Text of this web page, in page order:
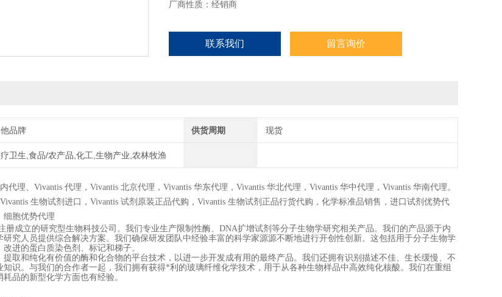
厂商性质：经销商
联系我们 留言询价
品牌 供货周期 现货
疗卫生,食品/农产品,化工,生物产业,农林牧渔
代理、 Vivantis 代理， Vivantis 北京代理， Vivantis 华东代理， Vivantis 华北代理， Vivantis 华中代理， Vivantis 华南代理。
Vivantis 生物试剂进口， Vivantis 试剂原装正品代购， Vivantis 生物试剂正品行货代购，化学标准品销售，进口试剂优势代
细胞优势代理
册成立的研究型生物科技公司。我们专业生产限制性酶、DNA扩增试剂等分子生物学研究相关产品。我们的产品源于内
研究人员提供综合解决方案。我们确保研发团队中经验丰富的科学家源源不断地进行开创性创新。这包括用于分子生物学
进的蛋白质染色剂、标记和梯子。
取和纯化有价值的酶和化合物的平台技术，以进一步开发成有用的最终产品。我们还拥有识别描述不佳、生长缓慢、不
识。与我们的合作者一起，我们拥有获得*利的玻璃纤维化学技术，用于从各种生物样品中高效纯化核酸。我们在重组
品的新型化学方面也有经验。